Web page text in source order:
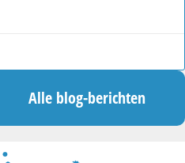
Alle blog-berichten